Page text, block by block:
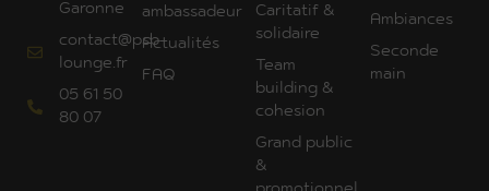
Garonne
contact@psb-
lounge.fr
05 61 50
80 07
ambassadeur
Actualités
FAQ
Caritatif &
solidaire
Team
building &
cohesion
Grand public
&
Ambiances
Seconde
main